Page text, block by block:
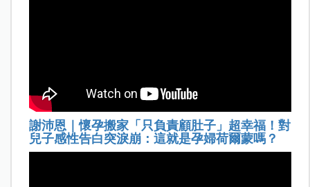
謝沛恩｜懷孕搬家「只負責顧肚子」超幸福！對
兒子感性告白突淚崩：這就是孕婦荷爾蒙嗎？